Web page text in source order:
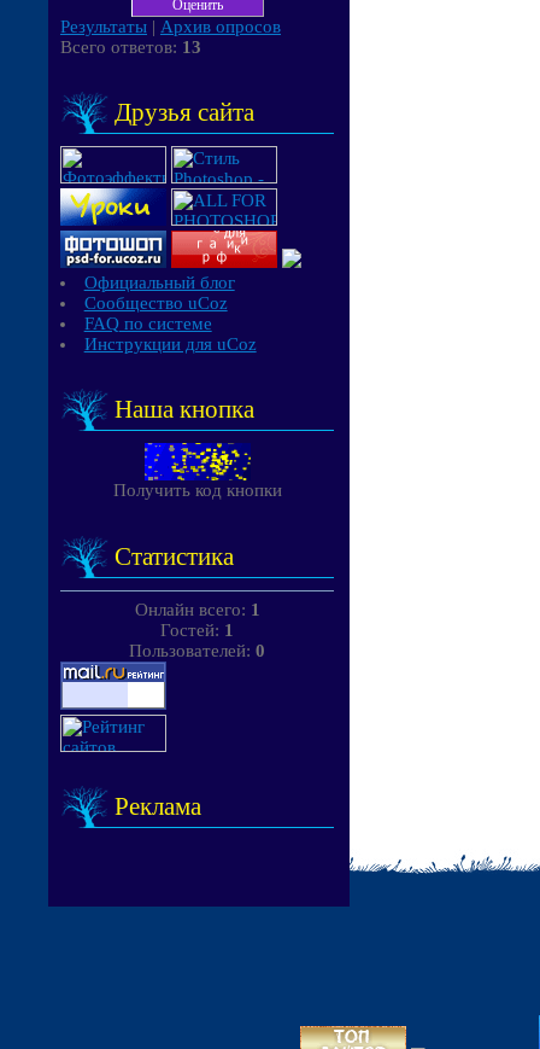
Результаты | Архив опросов
Всего ответов: 13
Друзья сайта
Официальный блог
Сообщество uCoz
FAQ по системе
Инструкции для uCoz
Наша кнопка
Получить код кнопки
Статистика
Онлайн всего: 1
Гостей: 1
Пользователей: 0
Реклама